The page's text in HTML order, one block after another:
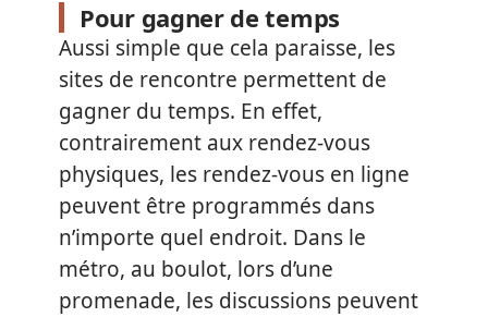
Pour gagner de temps
Aussi simple que cela paraisse, les
sites de rencontre permettent de
gagner du temps. En effet,
contrairement aux rendez-vous
physiques, les rendez-vous en ligne
peuvent être programmés dans
n’importe quel endroit. Dans le
métro, au boulot, lors d’une
promenade, les discussions peuvent